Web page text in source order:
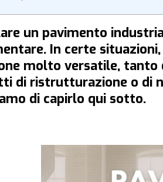
un pavimento
In certe
molto versatile, tanto
di ristrutturazione o di
di capirlo qui sotto.